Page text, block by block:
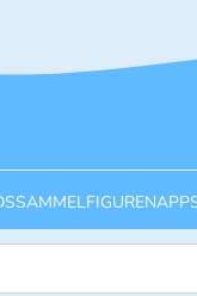
SAMMELFIGUREN